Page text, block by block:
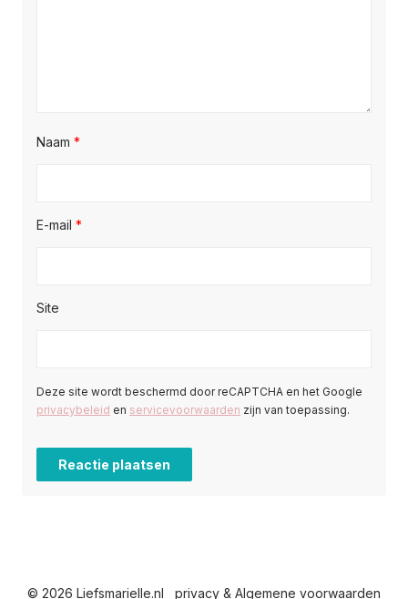
Naam *
E-mail *
Site
Deze site wordt beschermd door reCAPTCHA en het Google
privacybeleid en servicevoorwaarden zijn van toepassing.
© 2026 Liefsmarielle.nl privacy & Algemene voorwaarden